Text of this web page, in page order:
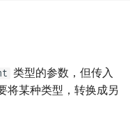
类型的参数，但传入
将某种类型，转换成另